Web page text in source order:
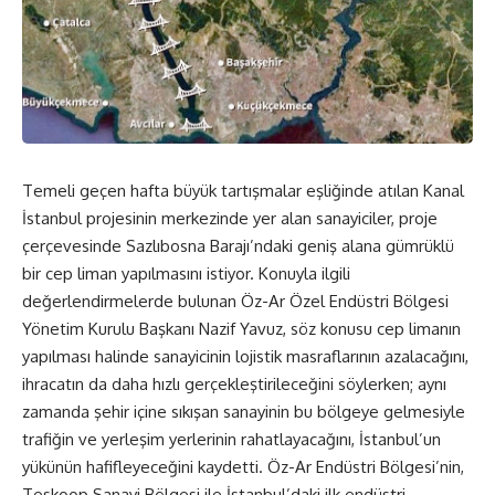
Temeli geçen hafta büyük tartışmalar eşliğinde atılan Kanal
İstanbul projesinin merkezinde yer alan sanayiciler, proje
çerçevesinde Sazlıbosna Barajı’ndaki geniş alana gümrüklü
bir cep liman yapılmasını istiyor. Konuyla ilgili
değerlendirmelerde bulunan Öz-Ar Özel Endüstri Bölgesi
Yönetim Kurulu Başkanı Nazif Yavuz, söz konusu cep limanın
yapılması halinde sanayicinin lojistik masraflarının azalacağını,
ihracatın da daha hızlı gerçekleştirileceğini söylerken; aynı
zamanda şehir içine sıkışan sanayinin bu bölgeye gelmesiyle
trafiğin ve yerleşim yerlerinin rahatlayacağını, İstanbul’un
yükünün hafifleyeceğini kaydetti. Öz-Ar Endüstri Bölgesi’nin,